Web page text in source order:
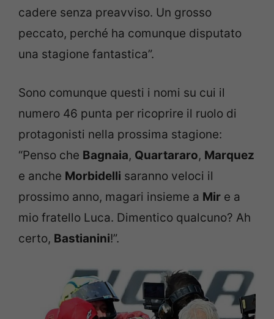
cadere senza preavviso. Un grosso
peccato, perché ha comunque disputato
una stagione fantastica”.
Sono comunque questi i nomi su cui il
numero 46 punta per ricoprire il ruolo di
protagonisti nella prossima stagione:
“Penso che Bagnaia, Quartararo, Marquez
e anche Morbidelli saranno veloci il
prossimo anno, magari insieme a Mir e a
mio fratello Luca. Dimentico qualcuno? Ah
certo, Bastianini!”.